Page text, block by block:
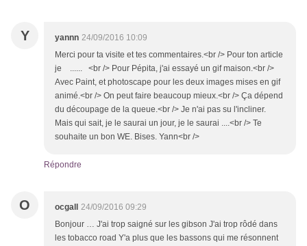
Y yannn 24/09/2016 10:09
Merci pour ta visite et tes commentaires.<br /> Pour ton article
je ...... <br /> Pour Pépita, j'ai essayé un gif maison.<br />
Avec Paint, et photoscape pour les deux images mises en gif
animé.<br /> On peut faire beaucoup mieux.<br /> Ça dépend
du découpage de la queue.<br /> Je n'ai pas su l'incliner.
Mais qui sait, je le saurai un jour, je le saurai ....<br /> Te
souhaite un bon WE. Bises. Yann<br />
Répondre
O ocgall
24/09/2016 09:29
Bonjour … J'ai trop saigné sur les gibson J'ai trop rôdé dans
les tobacco road Y'a plus que les bassons qui me résonnent